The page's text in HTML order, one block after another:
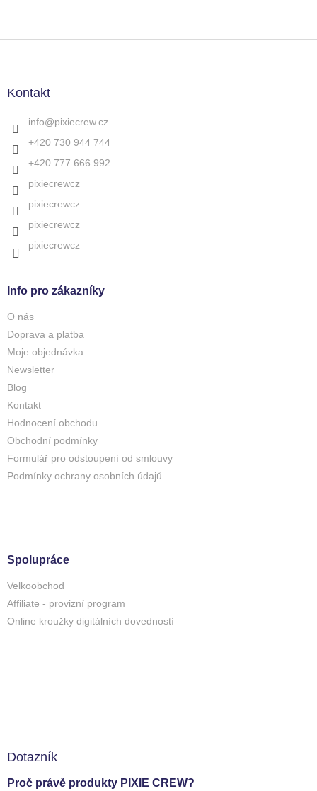
Kontakt
info@pixiecrew.cz
+420 730 944 744
+420 777 666 992
pixiecrewcz
pixiecrewcz
pixiecrewcz
pixiecrewcz
Info pro zákazníky
O nás
Doprava a platba
Moje objednávka
Newsletter
Blog
Kontakt
Hodnocení obchodu
Obchodní podmínky
Formulář pro odstoupení od smlouvy
Podmínky ochrany osobních údajů
Spolupráce
Velkoobchod
Affiliate - provizní program
Online kroužky digitálních dovedností
Dotazník
Proč právě produkty PIXIE CREW?